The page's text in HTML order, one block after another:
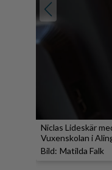
Niclas Lideskär
Vuxenskolan i
Matilda Falk